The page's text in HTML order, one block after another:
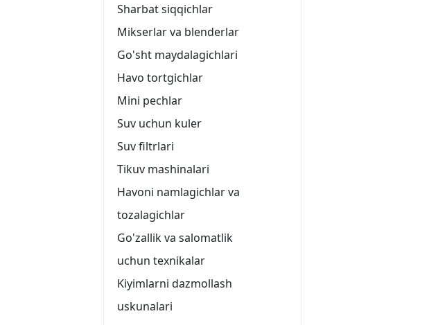
Sharbat siqqichlar
Mikserlar va blenderlar
Go'sht maydalagichlari
Havo tortgichlar
Mini pechlar
Suv uchun kuler
Suv filtrlari
Tikuv mashinalari
Havoni namlagichlar va
tozalagichlar
Go'zallik va salomatlik
uchun texnikalar
Kiyimlarni dazmollash
uskunalari